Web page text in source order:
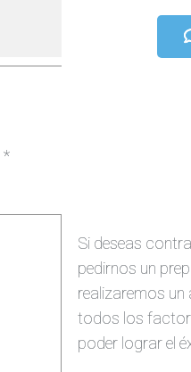
*
Si deseas
pedirnos un
realizaremos un
todos los
poder lograr el